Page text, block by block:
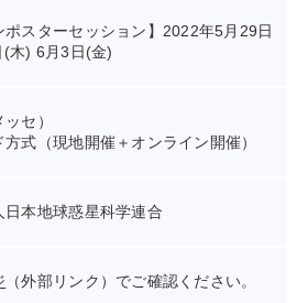
ポスターセッション】2022年5月29日
木) 6月3日(金)
セ）
式（現地開催＋オンライン開催）
日本地球惑星科学連合
（外部リンク）でご確認ください。